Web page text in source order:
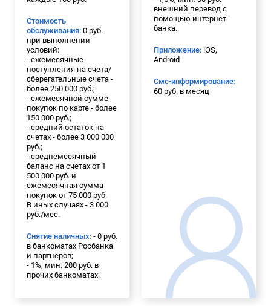
Стоимость
обслуживания: 0 руб.
при выполнении
условий:
- ежемесячные
поступления на счета/
сберегательные счета -
более 250 000 руб.;
- ежемесячной сумме
покупок по карте - более
150 000 руб.;
- средний остаток на
счетах - более 3 000 000
руб.;
- среднемесячный
баланс на счетах от 1
500 000 руб. и
ежемесячная сумма
покупок от 75 000 руб.
В иных случаях - 3 000
руб./мес.
Снятие наличных: - 0 руб.
в банкоматах Росбанка
и партнеров;
- 1%, мин. 200 руб. в
прочих банкоматах.
внешний перевод с
помощью интернет-
банка.
Приложение: iOS,
Android
Смс-информирование:
60 руб. в месяц